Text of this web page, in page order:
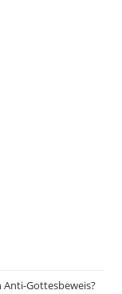
Anti-Gottesbeweis?